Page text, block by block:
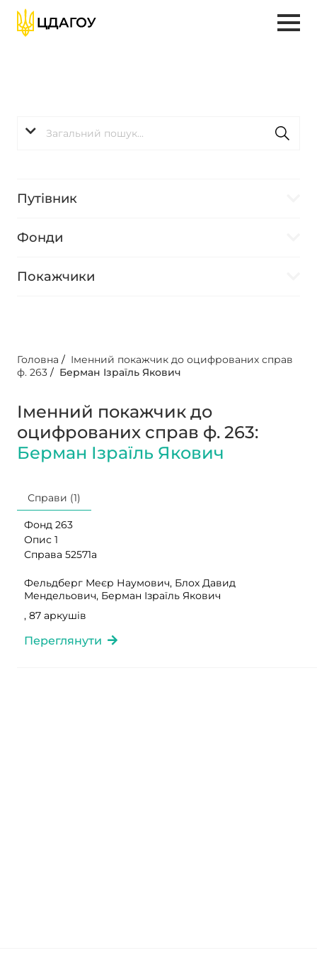
Путівник
Фонди
Покажчики
Головна / Іменний покажчик до оцифрованих справ
ф. 263 / Берман Ізраїль Якович
Іменний покажчик до
оцифрованих справ ф. 263:
Берман Ізраїль Якович
Справи (1)
Фонд 263
Опис 1
Справа 52571а
Фельдберг Меєр Наумович, Блох Давид
Мендельович, Берман Ізраїль Якович
, 87 аркушів
Переглянути